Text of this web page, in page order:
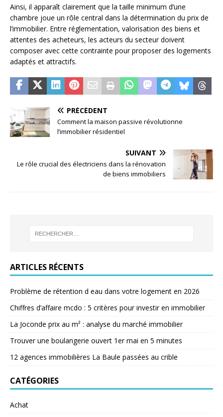
Ainsi, il apparaît clairement que la taille minimum d’une
chambre joue un rôle central dans la détermination du prix de
l’immobilier. Entre réglementation, valorisation des biens et
attentes des acheteurs, les acteurs du secteur doivent
composer avec cette contrainte pour proposer des logements
adaptés et attractifs.
PRÉCÉDENT
Comment la maison passive révolutionne
l’immobilier résidentiel
SUIVANT
Le rôle crucial des électriciens dans la rénovation
de biens immobiliers
ARTICLES RÉCENTS
Problème de rétention d eau dans votre logement en 2026
Chiffres d’affaire mcdo : 5 critères pour investir en immobilier
La Joconde prix au m² : analyse du marché immobilier
Trouver une boulangerie ouvert 1er mai en 5 minutes
12 agences immobilières La Baule passées au crible
CATÉGORIES
Achat